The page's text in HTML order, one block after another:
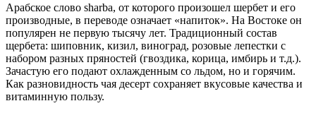
Арабское слово sharba, от которого произошел шербет и его
производные, в переводе означает «напиток». На Востоке он
популярен не первую тысячу лет. Традиционный состав
щербета: шиповник, кизил, виноград, розовые лепестки с
набором разных пряностей (гвоздика, корица, имбирь и т.д.).
Зачастую его подают охлажденным со льдом, но и горячим.
Как разновидность чая десерт сохраняет вкусовые качества и
витаминную пользу.